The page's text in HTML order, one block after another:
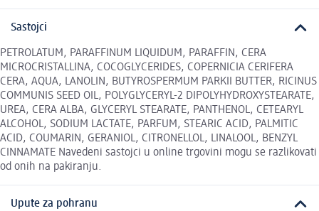
Sastojci
PETROLATUM, PARAFFINUM LIQUIDUM, PARAFFIN, CERA
MICROCRISTALLINA, COCOGLYCERIDES, COPERNICIA CERIFERA
CERA, AQUA, LANOLIN, BUTYROSPERMUM PARKII BUTTER, RICINUS
COMMUNIS SEED OIL, POLYGLYCERYL-2 DIPOLYHYDROXYSTEARATE,
UREA, CERA ALBA, GLYCERYL STEARATE, PANTHENOL, CETEARYL
ALCOHOL, SODIUM LACTATE, PARFUM, STEARIC ACID, PALMITIC
ACID, COUMARIN, GERANIOL, CITRONELLOL, LINALOOL, BENZYL
CINNAMATE Navedeni sastojci u online trgovini mogu se razlikovati
od onih na pakiranju.
Upute za pohranu